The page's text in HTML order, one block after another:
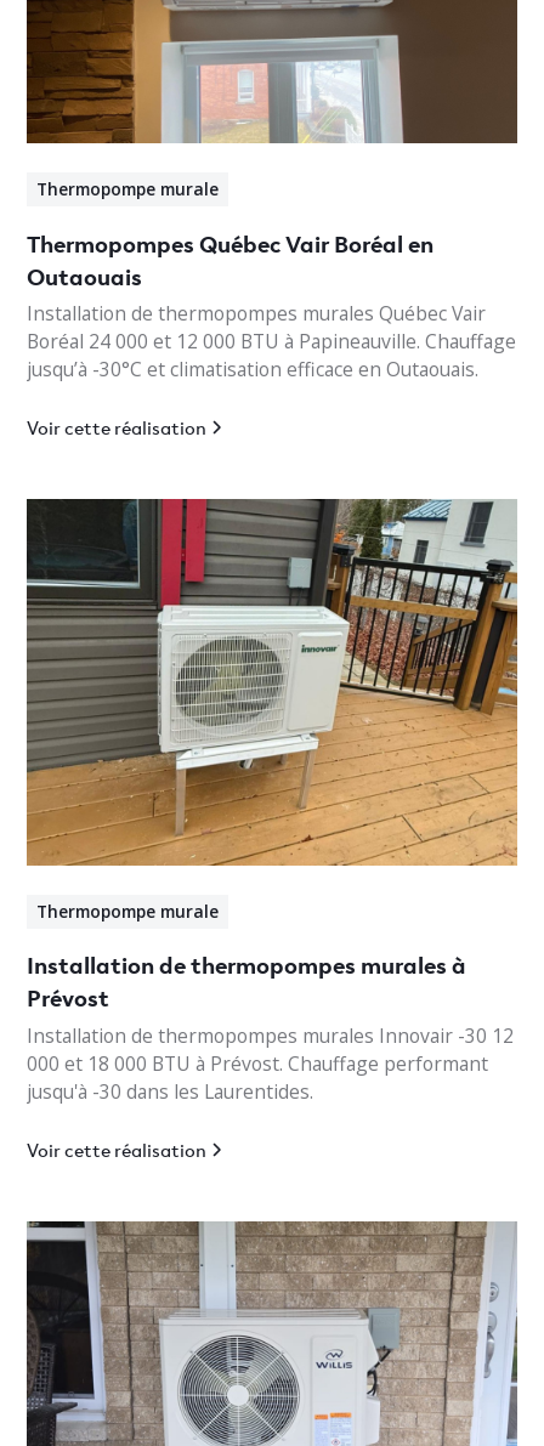
Thermopompe murale
Thermopompes Québec Vair Boréal en
Outaouais
Installation de thermopompes murales Québec Vair
Boréal 24 000 et 12 000 BTU à Papineauville. Chauffage
jusqu’à -30°C et climatisation efficace en Outaouais.
Voir cette réalisation
Thermopompe murale
Installation de thermopompes murales à
Prévost
Installation de thermopompes murales Innovair -30 12
000 et 18 000 BTU à Prévost. Chauffage performant
jusqu'à -30 dans les Laurentides.
Voir cette réalisation